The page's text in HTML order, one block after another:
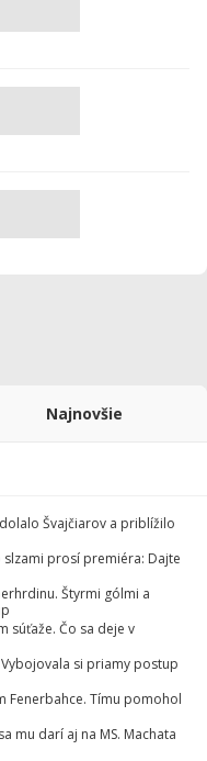
Najnovšie
Švajčiarov a priblížilo
slzami prosí premiéra: Dajte
Štyrmi gólmi a
súťaže. Čo sa deje v
si priamy postup
Fenerbahce. Tímu pomohol
mu darí aj na MS. Machata